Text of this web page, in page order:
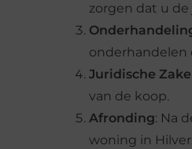
zorgen dat u
onderhandelen
Juridische
van de koop.
Afronding: Na
woning in